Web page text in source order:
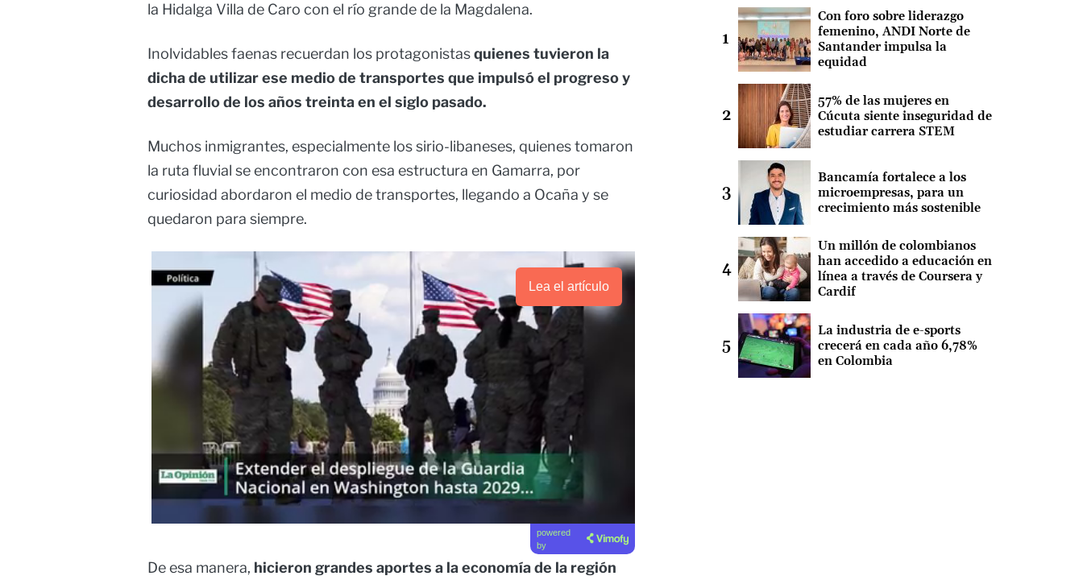
la Hidalga Villa de Caro con el río grande de la Magdalena.
Inolvidables faenas recuerdan los protagonistasquienes tuvieron la
dicha de utilizar ese medio de transportes que impulsó el progreso y
desarrollo de los años treinta en el siglo pasado.
Muchos inmigrantes, especialmente los sirio-libaneses, quienes tomaron
la ruta fluvial se encontraron con esa estructura en Gamarra, por
curiosidad abordaron el medio de transportes, llegando a Ocaña y se
quedaron para siempre.
Lea el artículo
powered
by
De esa manera, hicieron grandes aportes a la economía de la región
Con foro sobre liderazgo
femenino, ANDI Norte de
Santander impulsa la
equidad
57% de las mujeres en
Cúcuta siente inseguridad de
estudiar carrera STEM
Bancamía fortalece a los
microempresas, para un
crecimiento más sostenible
Un millón de colombianos
han accedido a educación en
línea a través de Coursera y
Cardif
La industria de e-sports
crecerá en cada año 6,78%
en Colombia